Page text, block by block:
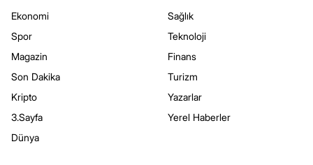
Ekonomi
Spor
Magazin
Son Dakika
Kripto
3.Sayfa
Dünya
Sağlık
Teknoloji
Finans
Turizm
Yazarlar
Yerel Haberler